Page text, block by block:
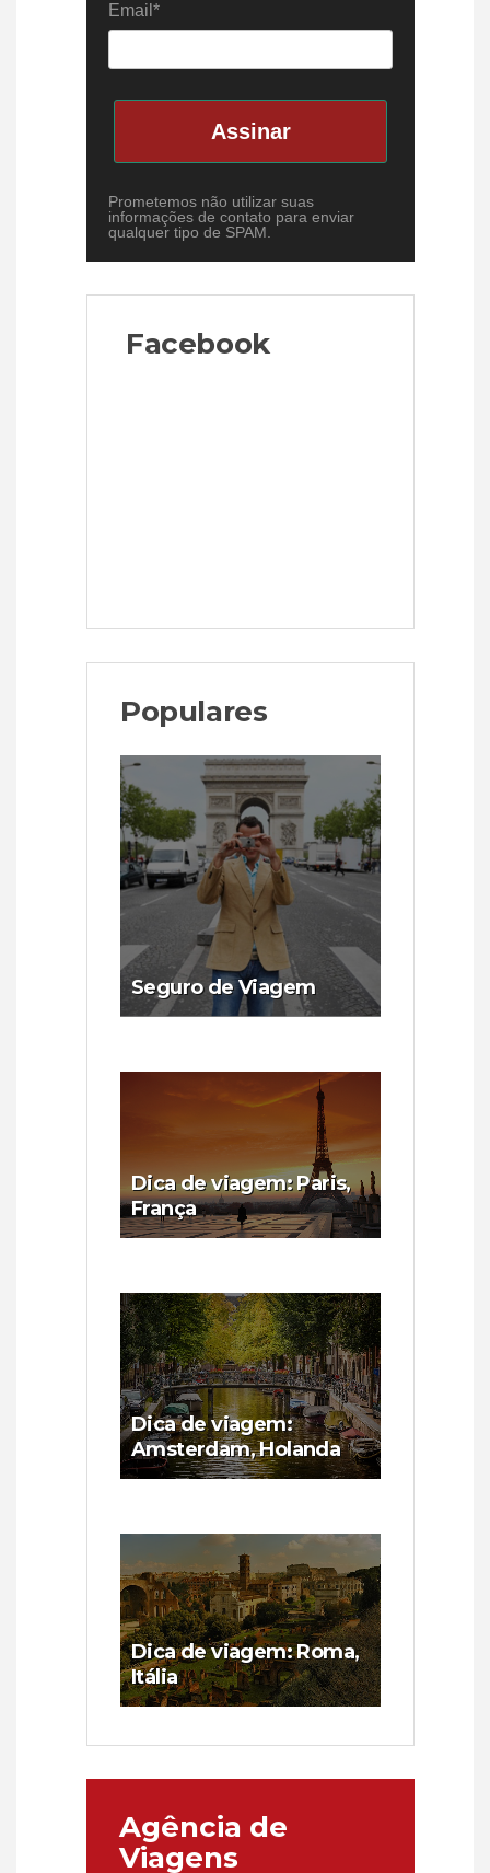
Email*
Assinar
Prometemos não utilizar suas
informações de contato para enviar
qualquer tipo de SPAM.
Facebook
Populares
Seguro de Viagem
Dica de viagem: Paris,
França
Dica de viagem:
Amsterdam, Holanda
Dica de viagem: Roma,
Itália
Agência de
Viagens